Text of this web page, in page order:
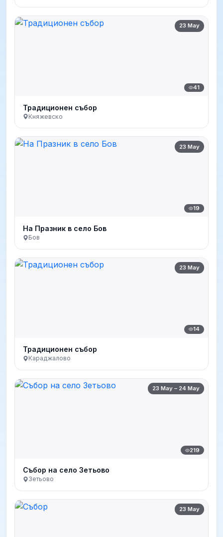
23 May
41
Традиционен събор
Княжевско
23 May
19
На Празник в село Бов
Бов
23 May
14
Традиционен събор
Караджалово
23 May – 24 May
219
Събор на село Зетьово
Зетьово
23 May